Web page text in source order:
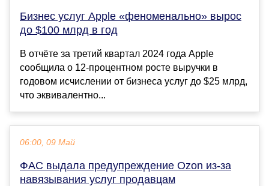
Бизнес услуг Apple «феноменально» вырос
до $100 млрд в год
В отчёте за третий квартал 2024 года Apple
сообщила о 12-процентном росте выручки в
годовом исчислении от бизнеса услуг до $25 млрд,
что эквивалентно...
06:00, 09 Май
ФАС выдала предупреждение Ozon из-за
навязывания услуг продавцам